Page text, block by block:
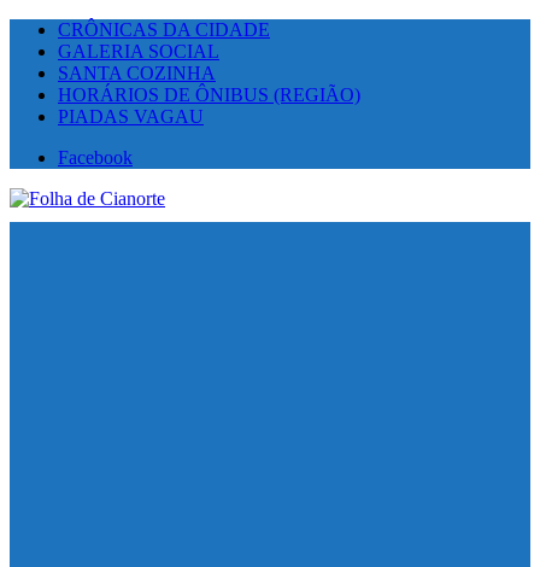
CRÔNICAS DA CIDADE
GALERIA SOCIAL
SANTA COZINHA
HORÁRIOS DE ÔNIBUS (REGIÃO)
PIADAS VAGAU
Facebook